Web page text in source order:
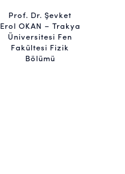
Prof. Dr. Şevket
Erol OKAN – Trakya
Üniversitesi Fen
Fakültesi Fizik
Bölümü